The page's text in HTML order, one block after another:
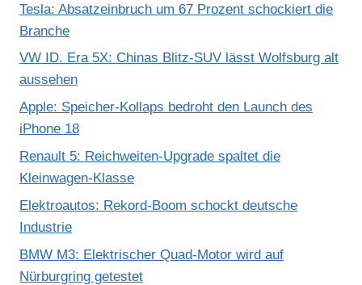
Tesla: Absatzeinbruch um 67 Prozent schockiert die
Branche
VW ID. Era 5X: Chinas Blitz-SUV lässt Wolfsburg alt
aussehen
Apple: Speicher-Kollaps bedroht den Launch des
iPhone 18
Renault 5: Reichweiten-Upgrade spaltet die
Kleinwagen-Klasse
Elektroautos: Rekord-Boom schockt deutsche
Industrie
BMW M3: Elektrischer Quad-Motor wird auf
Nürburgring getestet